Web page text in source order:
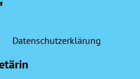
Datenschutzerklärung